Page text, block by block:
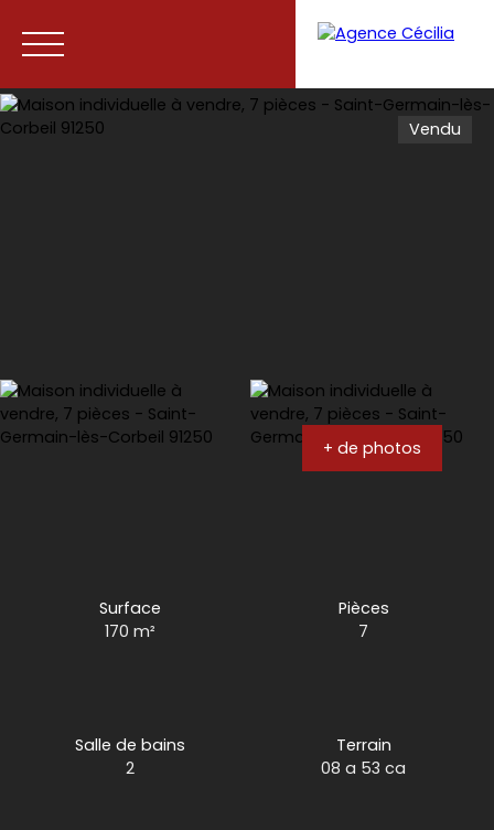
Vendu
+ de photos
Surface
170m²
Pièces
7
Salle de bains
2
Terrain
08 a 53 ca